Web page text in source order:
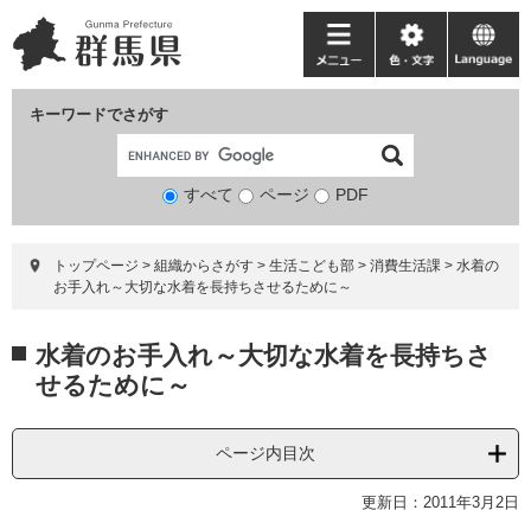
ー
ジ
ニ
ュ
て
キーワードでさがす
検
象
すべて ページ PDF
メ
ニ
ー
色・
文
language
トップページ > 組織からさがす > 生活こども部 > 消費生活課 > 水着の
お手入れ～大切な水着を長持ちさせるために～
文 水着のお手入れ～大切な水着を長持ちさ
せるために～
ページ内目次
更新日：2011年3月2日